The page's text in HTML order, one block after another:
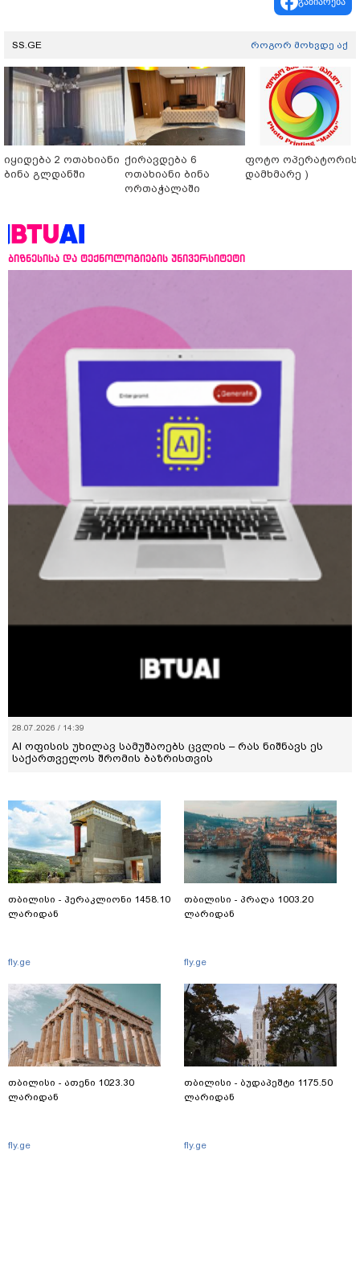
SS.GE როგორ მოხვდე აქ
იყიდება 2 ოთახიანი
ბინა გლდანში
ქირავდება 6
ოთახიანი ბინა
ორთაჭალაში
ფოტო ოპერატორის
დამხმარე )
ბიზნესისა და ტექნოლოგიების უნივერსიტეტი
28.07.2026 / 14:39
AI ოფისის უხილავ სამუშაოებს ცვლის – რას ნიშნავს ეს
საქართველოს შრომის ბაზრისთვის
თბილისი - ჰერაკლიონი 1458.10
ლარიდან
fly.ge
თბილისი - ათენი 1023.30
ლარიდან
fly.ge
თბილისი - პრაღა 1003.20
ლარიდან
fly.ge
თბილისი - ბუდაპეშტი 1175.50
ლარიდან
fly.ge